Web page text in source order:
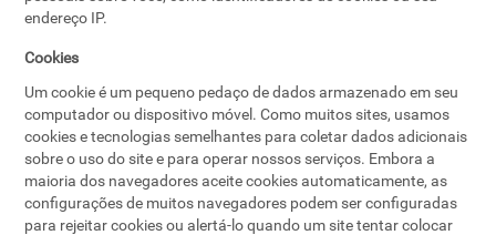
endereço IP.
Cookies
Um cookie é um pequeno pedaço de dados armazenado em seu
computador ou dispositivo móvel. Como muitos sites, usamos
cookies e tecnologias semelhantes para coletar dados adicionais
sobre o uso do site e para operar nossos serviços. Embora a
maioria dos navegadores aceite cookies automaticamente, as
configurações de muitos navegadores podem ser configuradas
para rejeitar cookies ou alertá-lo quando um site tentar colocar